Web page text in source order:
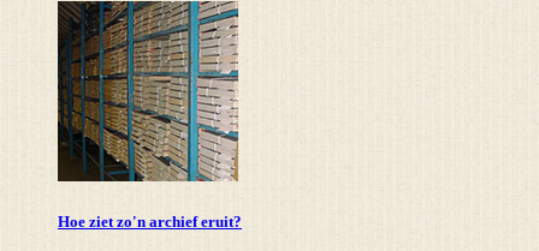
Hoe ziet zo'n archief eruit?